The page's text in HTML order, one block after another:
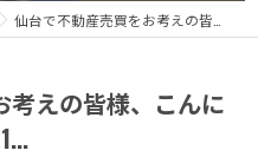
仙台で不動産売買をお考えの皆様、こんにちは！センチュリー21...
えの皆様、こんに